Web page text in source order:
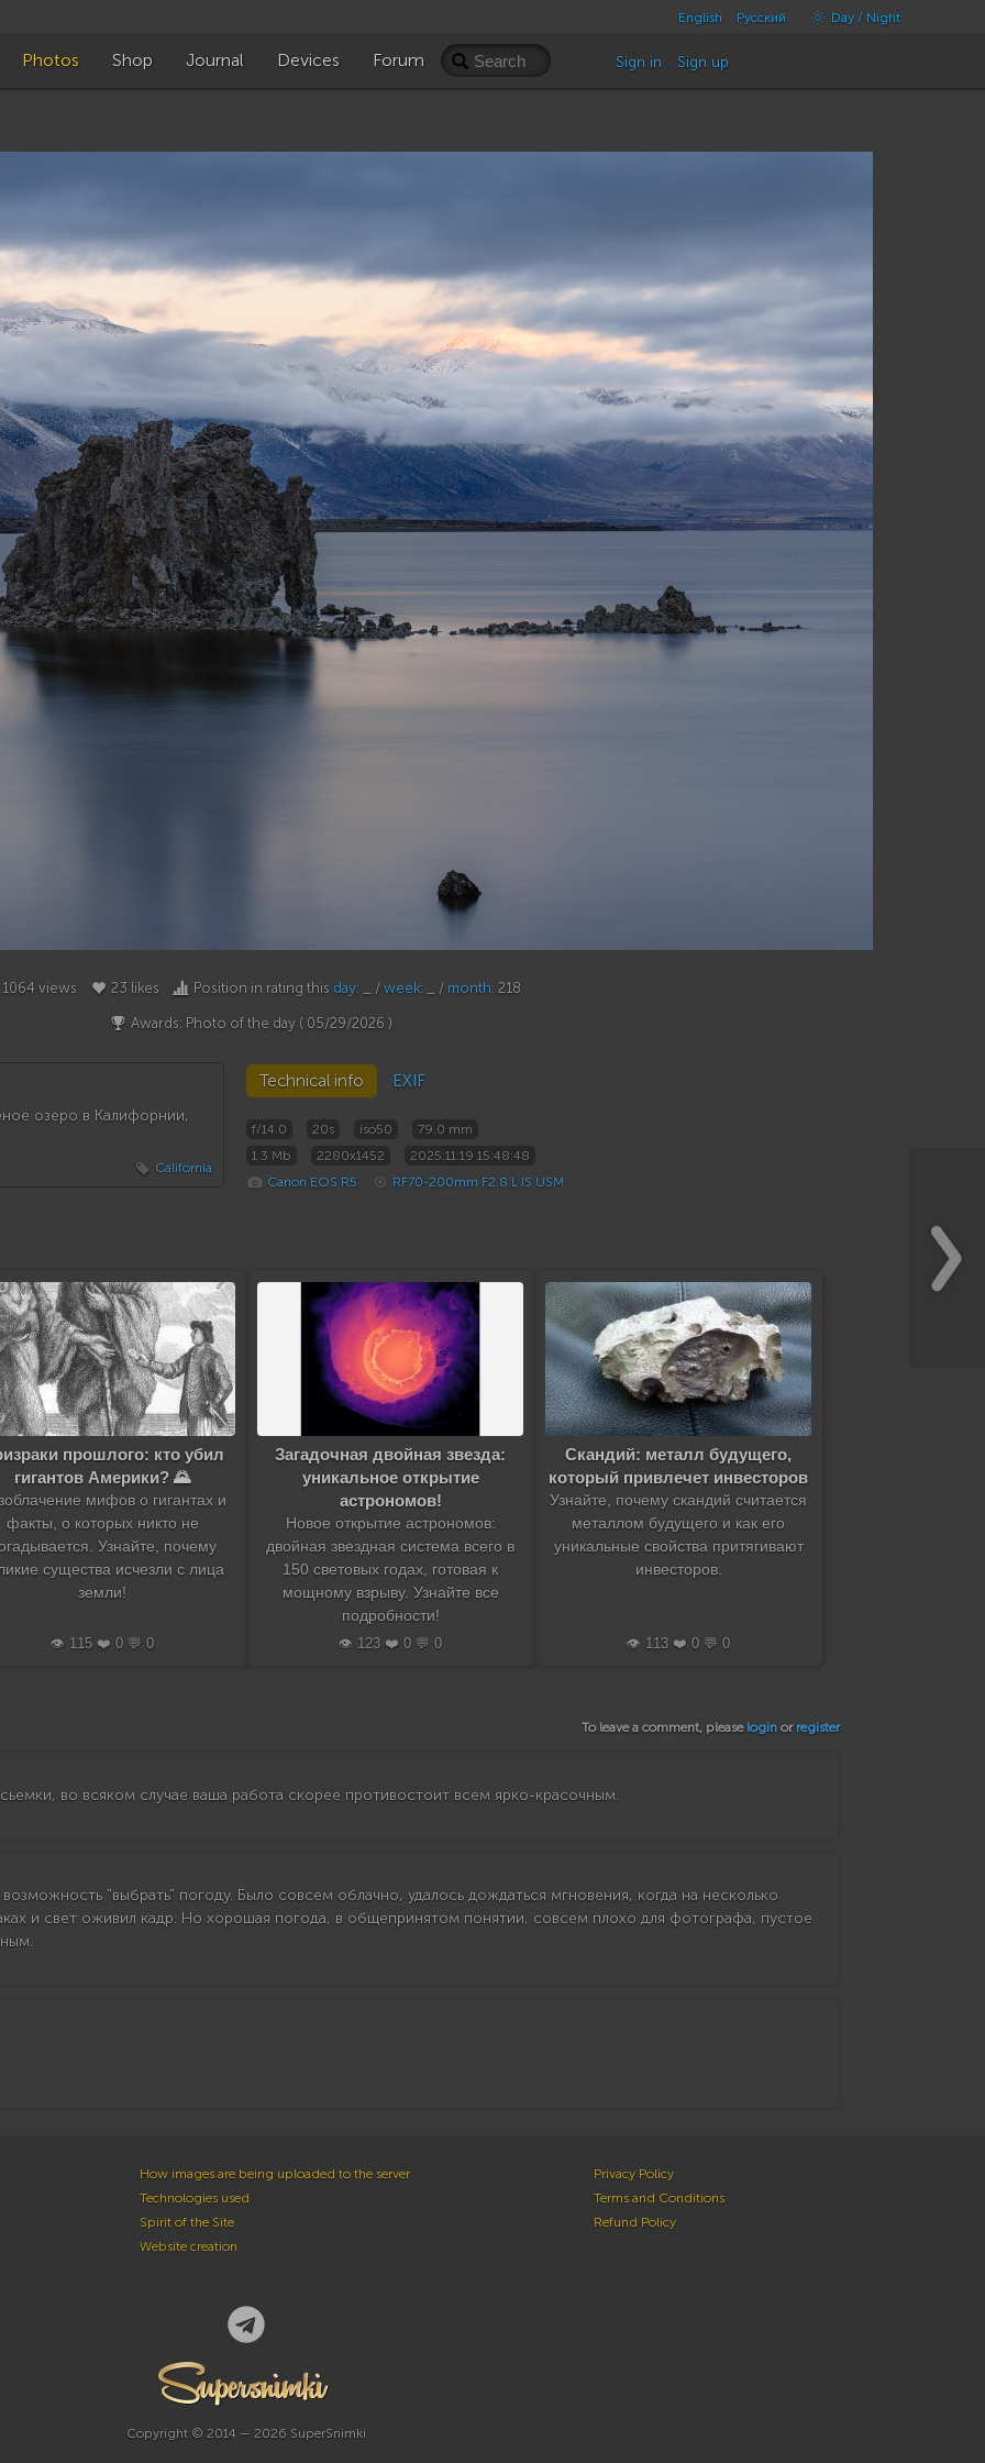
English Русский Day / Night
Photos Shop Journal Devices Forum Sign in Sign up
1064 views 23 likes Position in rating this day: _ / week: _ / month: 218
Awards: Photo of the day ( 05/29/2026 )
озеро в Калифорнии,
California
Technical info EXIF
f/14.0 20s iso50
79.0 mm
1.3 Mb
2280x1452
2025:11:19 15:48:48
Canon EOS R5
RF70-200mm F2.8 L IS USM
прошлого: кто убил
гигантов Америки? 🌄
мифов о гигантах и
факты, о которых никто не
Узнайте, почему
существа исчезли с лица
земли!
👁️ 115 ❤️ 0 💬 0
Загадочная двойная звезда:
уникальное открытие
астрономов!
Новое открытие астрономов:
двойная звездная система всего в
150 световых годах, готовая к
мощному взрыву. Узнайте все
подробности!
👁️ 123 ❤️ 0 💬 0
Скандий: металл будущего,
который привлечет инвесторов
Узнайте, почему скандий считается
металлом будущего и как его
уникальные свойства притягивают
инвесторов.
👁️ 113 ❤️ 0 💬 0
To leave a comment, please login or register
во всяком случае ваша работа скорее противостоит всем ярко-красочным.
возможность "выбрать" погоду. Было совсем облачно, удалось дождаться мгновения, когда на несколько
и свет оживил кадр. Но хорошая погода, в общепринятом понятии, совсем плохо для фотографа, пустое
How images are being uploaded to the server
Technologies used
Spirit of the Site
Website creation
Privacy Policy
Terms and Conditions
Refund Policy
Copyright © 2014 — 2026 SuperSnimki